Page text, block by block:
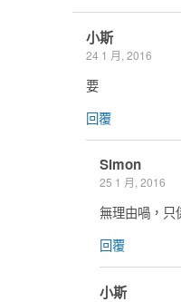
小斯
24 1 月, 2016
要
回覆
Simon
25 1 月, 2016
無理由喎，只
回覆
小斯